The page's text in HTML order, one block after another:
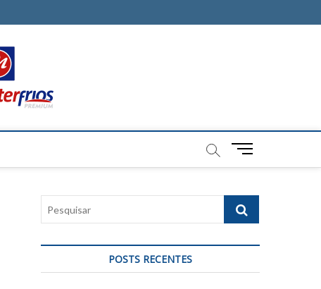
M
u
B
u
o
q
POSTS RECENTES